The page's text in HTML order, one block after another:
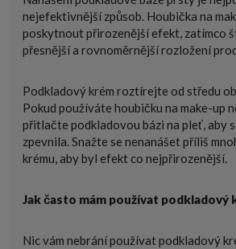
nejefektivnější způsob. Houbička na
poskytnout přirozenější efekt, zatímco
přesnější a rovnoměrnější rozložení
Podkladový krém roztírejte od středu
Pokud používáte houbičku na make-up
přitlačte podkladovou bázi na pleť, aby
zpevnila. Snažte se nenanášet příliš
krému, aby byl efekt co nejpřirozenější.
Jak často mám používat podkladový
Nic vám nebrání používat podkladový